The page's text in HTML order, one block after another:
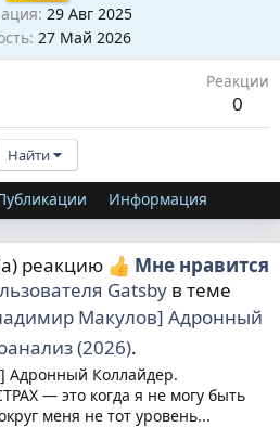
29 Авг 2025
27 Май 2026
Реакции
0
Найти
Информация
реакцию
Мне нравится
Gatsby в теме
Макулов] Адронный
(2026).
Адронный Коллайдер.
— это когда я не могу быть
меня не тот уровень...